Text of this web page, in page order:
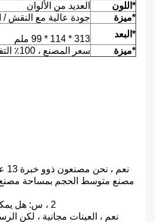
*اللون
العديد من الألوان
*ميزة
جودة عالية مع النقش
*البعد
313 * 114 * 99 ملم
*ميزة
سعر المصنع ، 100٪ التفتيش
2 ، س: هل يمكنك أن ترسل لنا عينات؟
نعم ، العينات مجانية ، لكن